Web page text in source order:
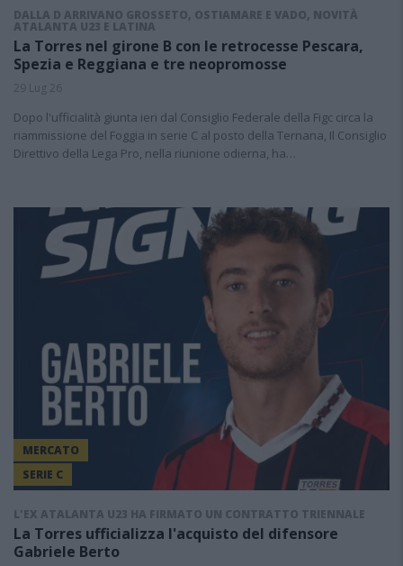
DALLA D ARRIVANO GROSSETO, OSTIAMARE E VADO, NOVITÀ
ATALANTA U23 E LATINA
La Torres nel girone B con le retrocesse Pescara,
Spezia e Reggiana e tre neopromosse
29 Lug 26
Dopo l'ufficialità giunta ieri dal Consiglio Federale della Figc circa la
riammissione del Foggia in serie C al posto della Ternana, Il Consiglio
Direttivo della Lega Pro, nella riunione odierna, ha…
MERCATO
SERIE C
L'EX ATALANTA U23 HA FIRMATO UN CONTRATTO TRIENNALE
La Torres ufficializza l'acquisto del difensore
Gabriele Berto